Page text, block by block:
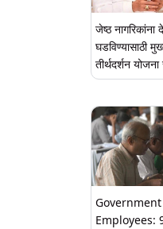
जेष्ठ नागरिकांना
घडविण्यासाठी
तीर्थदर्शन
Government
Employees: